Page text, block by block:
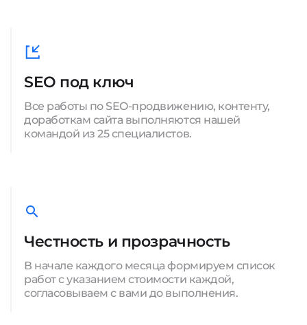
SEO под ключ
Все работы по SEO-продвижению, контенту,
доработкам сайта выполняются нашей
командой из 25 специалистов.
Честность и прозрачность
В начале каждого месяца формируем список
работ с указанием стоимости каждой,
согласовываем с вами до выполнения.